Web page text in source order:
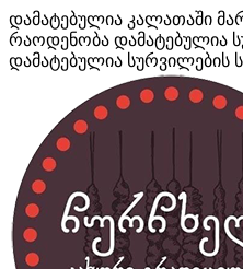
დამატებულია კალათაში
რაოდენობა დამატებულია
დამატებულია სურვილების